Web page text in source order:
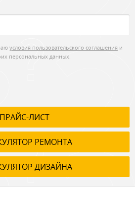
условия пользовательского соглашения и
персональных данных.
ПРАЙС-ЛИСТ
РЕМОНТА
ДИЗАЙНА